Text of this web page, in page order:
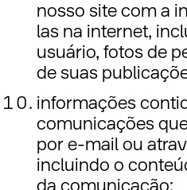
nosso site com a
las na internet,
usuário, fotos de
de suas
informações
comunicações
por e-mail ou
incluindo o
da comunicação;